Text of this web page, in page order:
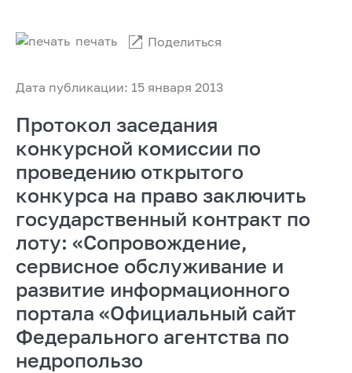
Дата публикации: 15 января 2013
печать Поделиться
Протокол заседания
конкурсной комиссии по
проведению открытого
конкурса на право заключить
государственный контракт по
лоту: «Сопровождение,
сервисное обслуживание и
развитие информационного
портала «Официальный сайт
Федерального агентства по
недропользо